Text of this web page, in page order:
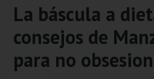
La báscula a
consejos de
para no